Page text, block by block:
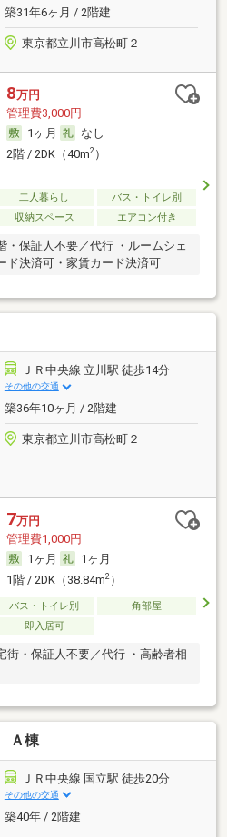
築31年6ヶ月 / 2階建
東京都立川市高松町２
8万円
管理費3,000円
1ヶ月
なし
2階 / 2DK（40m2）
二人暮らし
バス・トイレ別
収納スペース エアコン付き
・保証人不要／代行 ・ルームシェ
ド決済可・家賃カード決済可
ＪＲ中央線 立川駅 徒歩14分
その他の交通
築36年10ヶ月 / 2階建
東京都立川市高松町２
7万円
管理費1,000円
1ヶ月
1ヶ月
1階 / 2DK（38.84m2）
バス・トイレ別
角部屋
即入居可
街・保証人不要／代行 ・高齢者相
Ａ棟
ＪＲ中央線 国立駅 徒歩20分
その他の交通
築40年 / 2階建